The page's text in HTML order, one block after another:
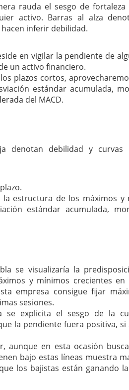
rauda el sesgo de
activo. Barras al alza
inferir debilidad.
en vigilar la pendiente de
un activo financiero.
plazos cortos,
estándar acumulada,
del MACD.
denotan debilidad y curvas
estructura de los máximos y
estándar acumulada,
se visualizaría la
y mínimos crecientes en
empresa consigue fijar
sesiones.
explicita el sesgo de la
la pendiente fuera positiva,
aunque en esta ocasión
bajo estas líneas muestra
los bajistas están ganando